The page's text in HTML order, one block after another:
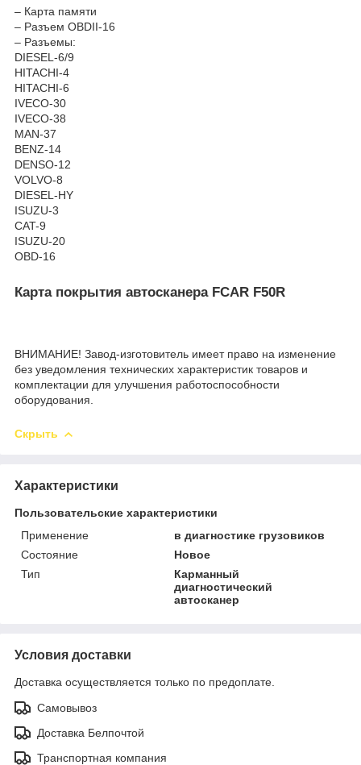
– Карта памяти
– Разъем OBDII-16
– Разъемы:
DIESEL-6/9
HITACHI-4
HITACHI-6
IVECO-30
IVECO-38
MAN-37
BENZ-14
DENSO-12
VOLVO-8
DIESEL-HY
ISUZU-3
CAT-9
ISUZU-20
OBD-16
Карта покрытия автосканера FCAR F50R
ВНИМАНИЕ! Завод-изготовитель имеет право на изменение
без уведомления технических характеристик товаров и
комплектации для улучшения работоспособности
оборудования.
Скрыть
Характеристики
Пользовательские характеристики
Применение
в диагностике грузовиков
Состояние
Новое
Тип
Карманный
диагностический
автосканер
Условия доставки
Доставка осуществляется только по предоплате.
Самовывоз
Доставка Белпочтой
Транспортная компания